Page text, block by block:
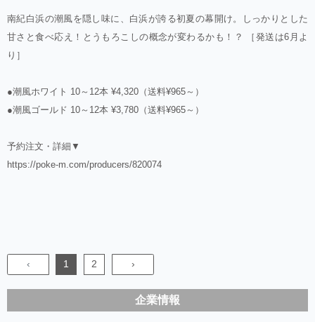
南紀白浜の潮風を隠し味に、白浜が誇る初夏の幕開け。しっかりとした
甘さと食べ応え！とうもろこしの概念が変わるかも！？ ［発送は6月よ
り］
●潮風ホワイト 10～12本 ¥4,320（送料¥965～）
●潮風ゴールド 10～12本 ¥3,780（送料¥965～）
予約注文・詳細▼
https://poke-m.com/producers/820074
‹ 1 2 ›
企業情報